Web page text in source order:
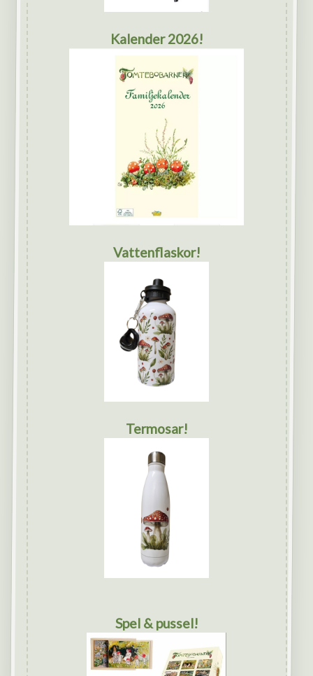
Kalender 2026!
Vattenflaskor!
Termosar!
Spel & pussel!